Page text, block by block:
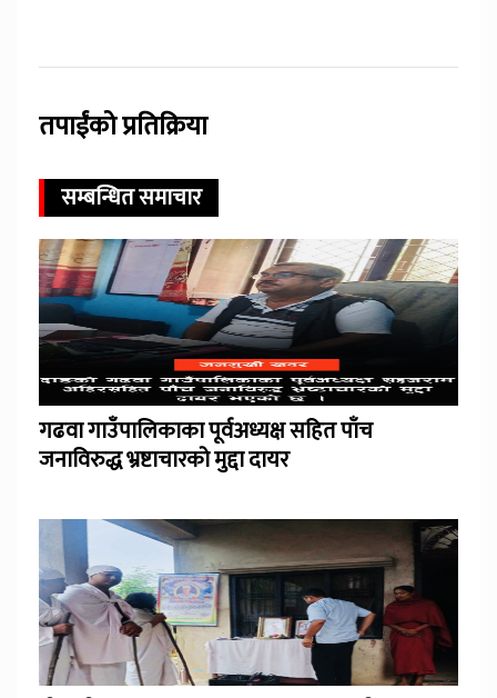
तपाईंको प्रतिक्रिया
सम्बन्धित समाचार
गढवा गाउँपालिकाका पूर्वअध्यक्ष सहित पाँच
जनाविरुद्ध भ्रष्टाचारको मुद्दा दायर